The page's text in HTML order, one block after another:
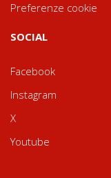
Preferenze cookie
SOCIAL
Facebook
Instagram
X
Youtube